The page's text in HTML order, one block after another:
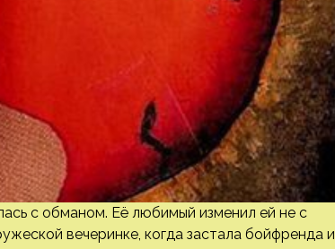
с обманом. Её любимый изменил ей не с
вечеринке, когда застала бойфренда и